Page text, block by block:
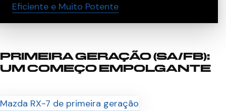
Eficiente e Muito Potente
PRIMEIRA GERAÇÃO (SA/FB):
UM COMEÇO EMPOLGANTE